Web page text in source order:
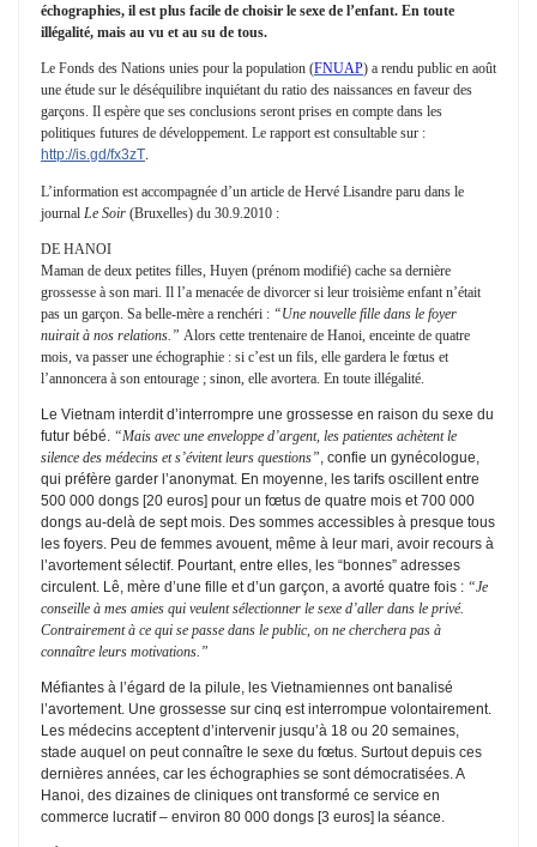
échographies, il est plus facile de choisir le sexe de l’enfant. En toute
illégalité, mais au vu et au su de tous.
Le Fonds des Nations unies pour la population (FNUAP) a rendu public en août
une étude sur le déséquilibre inquiétant du ratio des naissances en faveur des
garçons. Il espère que ses conclusions seront prises en compte dans les
politiques futures de développement. Le rapport est consultable sur :
http://is.gd/fx3zT.
L’information est accompagnée d’un article de Hervé Lisandre paru dans le
journal Le Soir (Bruxelles) du 30.9.2010 :
DE HANOI
Maman de deux petites filles, Huyen (prénom modifié) cache sa dernière
grossesse à son mari. Il l’a menacée de divorcer si leur troisième enfant n’était
pas un garçon. Sa belle-mère a renchéri : “Une nouvelle fille dans le foyer
nuirait à nos relations.” Alors cette trentenaire de Hanoi, enceinte de quatre
mois, va passer une échographie : si c’est un fils, elle gardera le fœtus et
l’annoncera à son entourage ; sinon, elle avortera. En toute illégalité.
Le Vietnam interdit d’interrompre une grossesse en raison du sexe du
futur bébé. “Mais avec une enveloppe d’argent, les patientes achètent le
silence des médecins et s’évitent leurs questions” , confie un gynécologue,
qui préfère garder l’anonymat. En moyenne, les tarifs oscillent entre
500 000 dongs [20 euros] pour un fœtus de quatre mois et 700 000
dongs au-delà de sept mois. Des sommes accessibles à presque tous
les foyers. Peu de femmes avouent, même à leur mari, avoir recours à
l’avortement sélectif. Pourtant, entre elles, les “bonnes” adresses
circulent. Lê, mère d’une fille et d’un garçon, a avorté quatre fois : “Je
conseille à mes amies qui veulent sélectionner le sexe d’aller dans le privé.
Contrairement à ce qui se passe dans le public, on ne cherchera pas à
connaître leurs motivations.”
Méfiantes à l’égard de la pilule, les Vietnamiennes ont banalisé
l’avortement. Une grossesse sur cinq est interrompue volontairement.
Les médecins acceptent d’intervenir jusqu’à 18 ou 20 semaines,
stade auquel on peut connaître le sexe du fœtus. Surtout depuis ces
dernières années, car les échographies se sont démocratisées. A
Hanoi, des dizaines de cliniques ont transformé ce service en
commerce lucratif – environ 80 000 dongs [3 euros] la séance.